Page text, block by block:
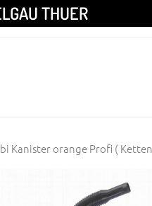
THUER
Kanister orange Profi (